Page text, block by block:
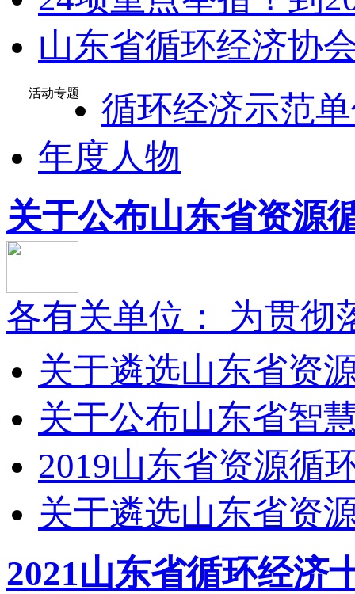
山东省循环经济协
活动专题
循环经济示范
年度人物
关于公布山东省资源
各有关单位： 为贯彻
关于遴选山东省资
关于公布山东省智
2019山东省资源循
关于遴选山东省资
2021山东省循环经济